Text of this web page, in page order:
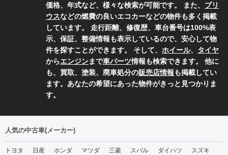
価格、年式など、様々な検索が可能です。 また、 プリ
ウスなどの燃費の良いエコカーなどの物件も多く掲載
しています。 走行距離、修復歴、車台番号は100%表
示、保証、整備情報も表示しているので、安心して物
件を探すことができます。 そして、 ホイール、 タイヤ
からエンジンまで車パーツ情報も検索できます。 他に
も、買取、塗装、廃車処分の販売店情報も掲載してい
ます。あなたの希望にあった物件がきっと見つかりま
す。
人気の中古車(メーカー)
トヨタ 日産 ホンダ マツダ 三菱 スバル ダイハツ
スズキ